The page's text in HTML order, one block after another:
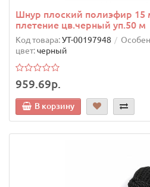
Шнур плоский полиэфир 15
плетение цв.черный уп.50 м
Код товара:УТ-00197948
цвет:черный
959.69р.
В корзину